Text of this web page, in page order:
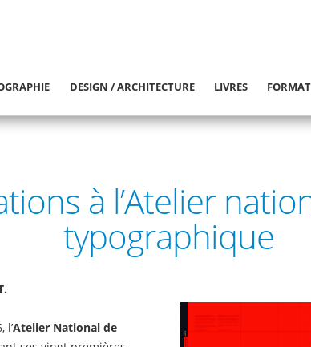
DESIGN / ARCHITECTURE LIVRES
à l’Atelier
typographique
l’Atelier National de